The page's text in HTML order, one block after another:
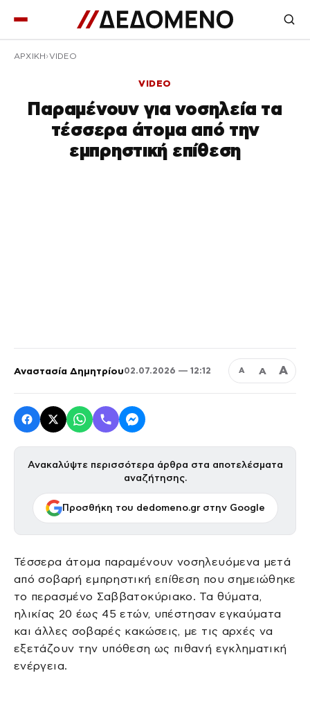
ΑΡΧΙΚΉ VIDEO
VIDEO
Παραμένουν για νοσηλεία τα
τέσσερα άτομα από την
εμπρηστική επίθεση
Αναστασία Δημητρίου02.07.2026 — 12:12 Α Α Α
Ανακαλύψτε περισσότερα άρθρα στα αποτελέσματα
αναζήτησης.
Προσθήκη του dedomeno.gr στην Google
Τέσσερα άτομα παραμένουν νοσηλευόμενα μετά
από σοβαρή εμπρηστική επίθεση που σημειώθηκε
το περασμένο Σαββατοκύριακο. Τα θύματα,
ηλικίας 20 έως 45 ετών, υπέστησαν εγκαύματα
και άλλες σοβαρές κακώσεις, με τις αρχές να
εξετάζουν την υπόθεση ως πιθανή εγκληματική
ενέργεια.